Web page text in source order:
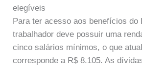
elegíveis
Para ter acesso aos benefícios do
trabalhador deve possuir uma
cinco salários mínimos, o que
corresponde a R$ 8.105. As